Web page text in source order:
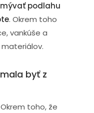
podlahu
. Okrem toho
vankúše a
materiálov.
byť z
toho, že